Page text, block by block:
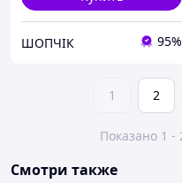
ШОПЧІК 95%
1 2
Показано 1 -
Смотри также